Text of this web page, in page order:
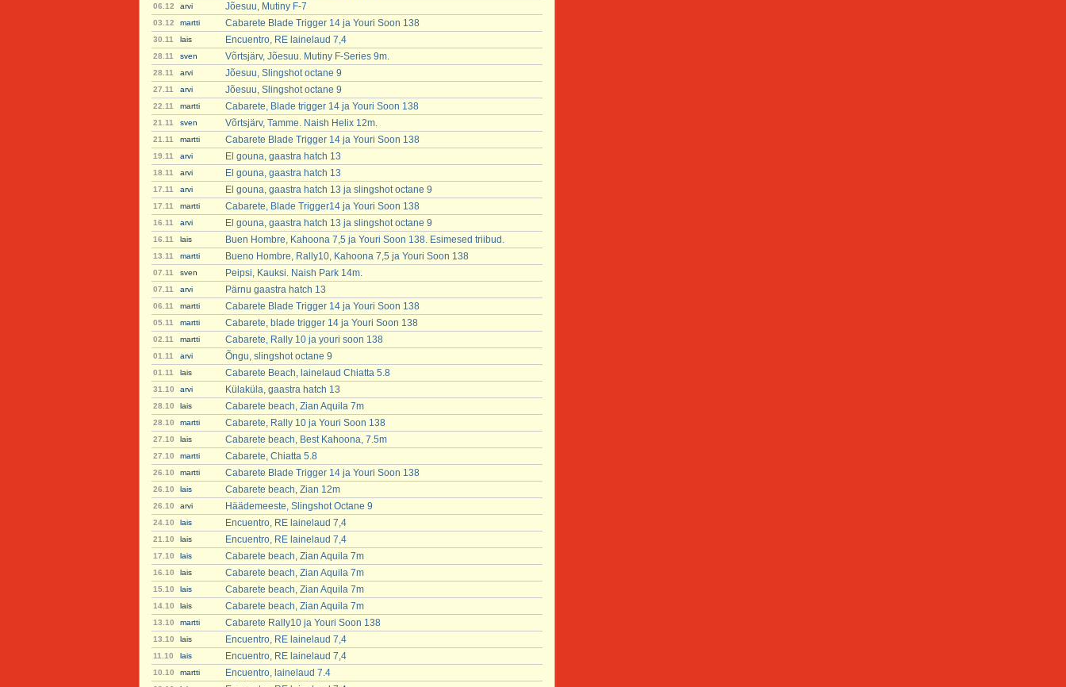
06.12 arvi Jõesuu, Mutiny F-7
03.12 martti Cabarete Blade Trigger 14 ja Youri Soon 138
30.11 lais Encuentro, RE lainelaud 7,4
28.11 sven Võrtsjärv, Jõesuu. Mutiny F-Series 9m.
28.11 arvi Jõesuu, Slingshot octane 9
27.11 arvi Jõesuu, Slingshot octane 9
22.11 martti Cabarete, Blade trigger 14 ja Youri Soon 138
21.11 sven Võrtsjärv, Tamme. Naish Helix 12m.
21.11 martti Cabarete Blade Trigger 14 ja Youri Soon 138
19.11 arvi El gouna, gaastra hatch 13
18.11 arvi El gouna, gaastra hatch 13
17.11 arvi El gouna, gaastra hatch 13 ja slingshot octane 9
17.11 martti Cabarete, Blade Trigger14 ja Youri Soon 138
16.11 arvi El gouna, gaastra hatch 13 ja slingshot octane 9
16.11 lais Buen Hombre, Kahoona 7,5 ja Youri Soon 138. Esimesed triibud.
13.11 martti Bueno Hombre, Rally10, Kahoona 7,5 ja Youri Soon 138
07.11 sven Peipsi, Kauksi. Naish Park 14m.
07.11 arvi Pärnu gaastra hatch 13
06.11 martti Cabarete Blade Trigger 14 ja Youri Soon 138
05.11 martti Cabarete, blade trigger 14 ja Youri Soon 138
02.11 martti Cabarete, Rally 10 ja youri soon 138
01.11 arvi Õngu, slingshot octane 9
01.11 lais Cabarete Beach, lainelaud Chiatta 5.8
31.10 arvi Külaküla, gaastra hatch 13
28.10 lais Cabarete beach, Zian Aquila 7m
28.10 martti Cabarete, Rally 10 ja Youri Soon 138
27.10 lais Cabarete beach, Best Kahoona, 7.5m
27.10 martti Cabarete, Chiatta 5.8
26.10 martti Cabarete Blade Trigger 14 ja Youri Soon 138
26.10 lais Cabarete beach, Zian 12m
26.10 arvi Häädemeeste, Slingshot Octane 9
24.10 lais Encuentro, RE lainelaud 7,4
21.10 lais Encuentro, RE lainelaud 7,4
17.10 lais Cabarete beach, Zian Aquila 7m
16.10 lais Cabarete beach, Zian Aquila 7m
15.10 lais Cabarete beach, Zian Aquila 7m
14.10 lais Cabarete beach, Zian Aquila 7m
13.10 martti Cabarete Rally10 ja Youri Soon 138
13.10 lais Encuentro, RE lainelaud 7,4
11.10 lais Encuentro, RE lainelaud 7,4
10.10 martti Encuentro, lainelaud 7.4